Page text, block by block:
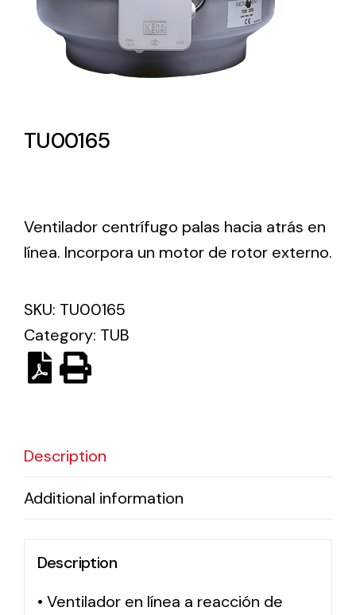
Lighting and Electrical
Equipment
Ventilación
meant a greater offer of ventilation products for
Iluminación Solar
TU00165
Ventilador centrífugo palas hacia atrás en
línea. Incorpora un motor de rotor externo.
SKU: TU00165
Category: TUB
Description
Additional information
Description
• Ventilador en línea a reacción de